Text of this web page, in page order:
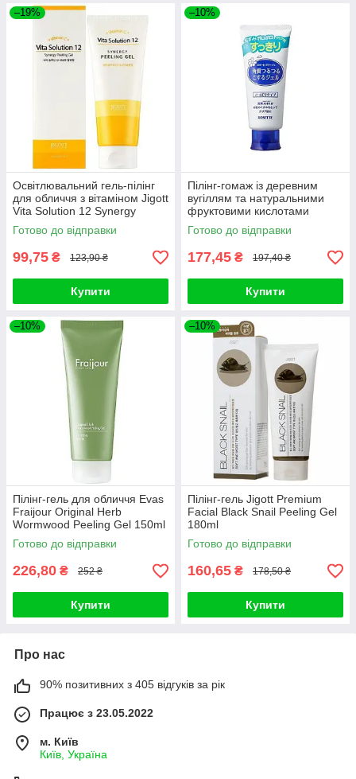
–19%
Освітлювальний гель-пілінг
для обличчя з вітаміном Jigott
Vita Solution 12 Synergy
Peeling Gel 180ml
Готово до відправки
99,75 ₴ 123,90 ₴
Купити
–10%
Пілінг-гомаж із деревним
вугіллям та натуральними
фруктовими кислотами
Rosette Gommage Clear Peel
120g
Готово до відправки
177,45 ₴ 197,40 ₴
Купити
–10%
Пілінг-гель для обличчя Evas
Fraijour Original Herb
Wormwood Peeling Gel 150ml
Готово до відправки
226,80 ₴ 252 ₴
Купити
–10%
Пілінг-гель Jigott Premium
Facial Black Snail Peeling Gel
180ml
Готово до відправки
160,65 ₴ 178,50 ₴
Купити
Про нас
90% позитивних з 405 відгуків за рік
Працює з 23.05.2022
м. Київ
Київ, Україна